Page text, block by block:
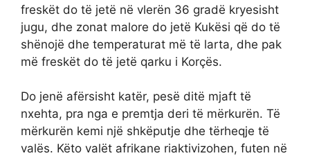
freskët do të jetë në vlerën 36 gradë kryesisht
jugu, dhe zonat malore do jetë Kukësi që do të
shënojë dhe temperaturat më të larta, dhe pak
më freskët do të jetë qarku i Korçës.
Do jenë afërsisht katër, pesë ditë mjaft të
nxehta, pra nga e premtja deri të mërkurën. Të
mërkurën kemi një shkëputje dhe tërheqje të
valës. Këto valët afrikane riaktivizohen, futen në